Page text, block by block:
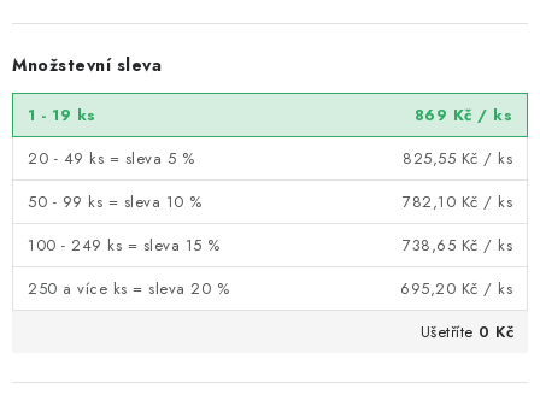
Množstevní sleva
1 - 19 ks 869 Kč / ks
20 - 49 ks = sleva 5 %
825,55 Kč / ks
50 - 99 ks = sleva 10 %
782,10 Kč / ks
100 - 249 ks = sleva 15 %
738,65 Kč / ks
250 a více ks = sleva 20 %
695,20 Kč / ks
Ušetříte 0 Kč